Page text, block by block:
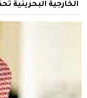
الخارجية البحرينية